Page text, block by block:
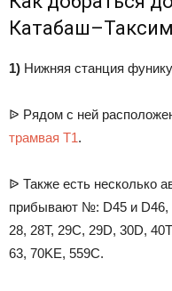
Катабаш–Таксим
1) Нижняя станция
ᐉ Рядом с ней
трамвая Т1.
ᐉ Также есть несколько
прибывают №: D45 и D46,
28, 28T, 29C, 29D, 30D,
63, 70KE, 559C.